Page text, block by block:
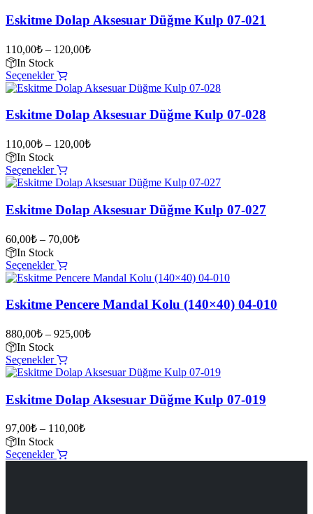
Eskitme Dolap Aksesuar Düğme Kulp 07-021
110,00₺ – 120,00₺
In Stock
Seçenekler
Bu
ürünün
fazla
varyasyonu
var.
Seçenekler
seçilebilir
Eskitme Dolap Aksesuar Düğme Kulp 07-028
110,00₺ – 120,00₺
In Stock
Seçenekler
Bu
ürünün
fazla
varyasyonu
var.
Seçenekler
seçilebilir
Eskitme Dolap Aksesuar Düğme Kulp 07-027
60,00₺ – 70,00₺
In Stock
Seçenekler
Bu
ürünün
fazla
var.
Seçenekler
seçilebilir
Eskitme Pencere Mandal Kolu (140×40) 04-010
880,00₺ – 925,00₺
In Stock
Seçenekler
Bu
ürünün
fazla
varyasyonu
var.
Seçenekler
sayfasından
Eskitme Dolap Aksesuar Düğme Kulp 07-019
97,00₺ – 110,00₺
In Stock
Seçenekler
Bu